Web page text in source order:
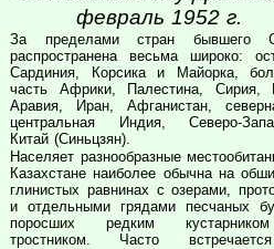
февраль 1952 г.
За пределами стран бывшего
распространена весьма широко:
Сардиния, Корсика и Майорка,
часть Африки, Палестина, Сирия,
Аравия, Иран, Афганистан,
центральная Индия, Северо-
Китай (Синьцзян).
Населяет разнообразные
Казахстане наиболее обычна на
глинистых равнинах с озерами,
и отдельными грядами песчаных
поросших редким
тростником. Часто